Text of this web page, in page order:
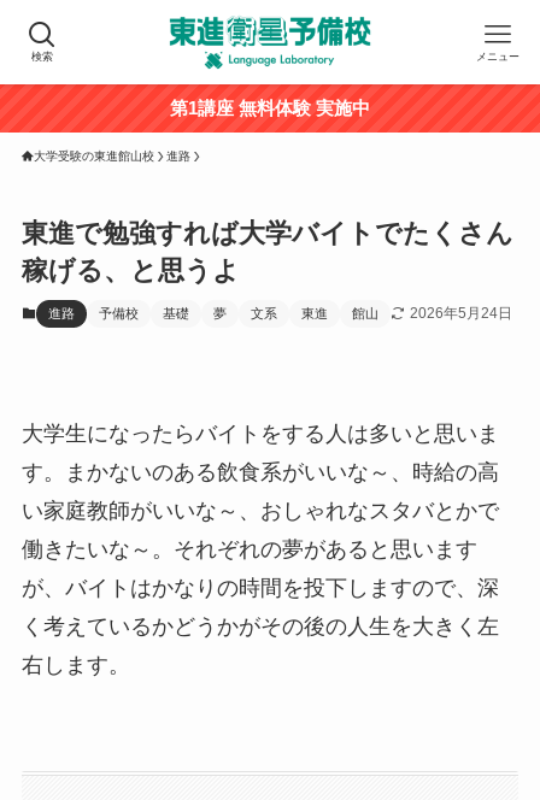
検索 メニュー
第1講座 無料体験 実施中
大学受験の東進館山校 進路
東進で勉強すれば大学バイトでたくさん
稼げる、と思うよ
進路 予備校 基礎 夢 文系 東進 館山 2026年5月24日
大学生になったらバイトをする人は多いと思いま
す。まかないのある飲食系がいいな～、時給の高
い家庭教師がいいな～、おしゃれなスタバとかで
働きたいな～。それぞれの夢があると思います
が、バイトはかなりの時間を投下しますので、深
く考えているかどうかがその後の人生を大きく左
右します。